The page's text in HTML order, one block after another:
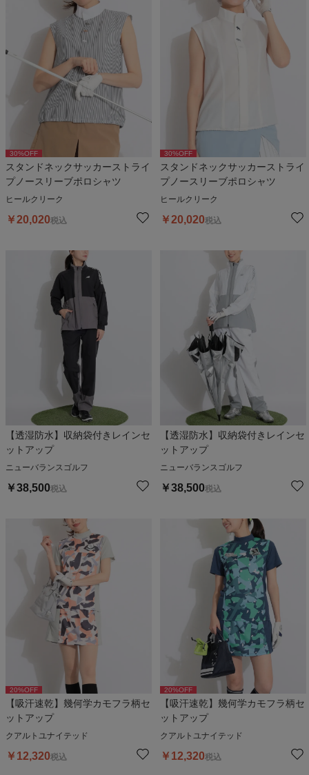
30%OFF
スタンドネックサッカーストライ
プノースリーブポロシャツ
ヒールクリーク
￥20,020税込
30%OFF
スタンドネックサッカーストライ
プノースリーブポロシャツ
ヒールクリーク
￥20,020税込
【透湿防水】収納袋付きレインセ
ットアップ
ニューバランスゴルフ
￥38,500税込
【透湿防水】収納袋付きレインセ
ットアップ
ニューバランスゴルフ
￥38,500税込
20%OFF
【吸汗速乾】幾何学カモフラ柄セ
ットアップ
クアルトユナイテッド
￥ 12,320税込
20%OFF
【吸汗速乾】幾何学カモフラ柄セ
ットアップ
クアルトユナイテッド
￥ 12,320税込